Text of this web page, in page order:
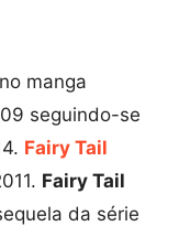
manga
seguindo-se
Fairy Tail
Fairy Tail
da série